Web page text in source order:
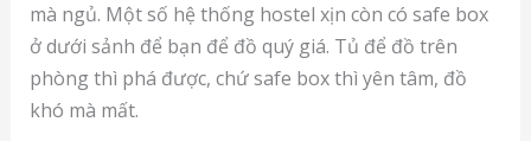
mà ngủ. Một số hệ thống hostel xịn còn có safe box
ở dưới sảnh để bạn để đồ quý giá. Tủ để đồ trên
phòng thì phá được, chứ safe box thì yên tâm, đồ
khó mà mất.